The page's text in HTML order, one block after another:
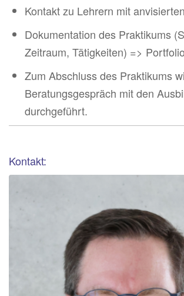
Kontakt zu Lehrern mit
Dokumentation des Praktikums
Zeitraum, Tätigkeiten) => Portfolio
Zum Abschluss des Praktikums
Beratungsgespräch mit den
durchgeführt.
Kontakt: